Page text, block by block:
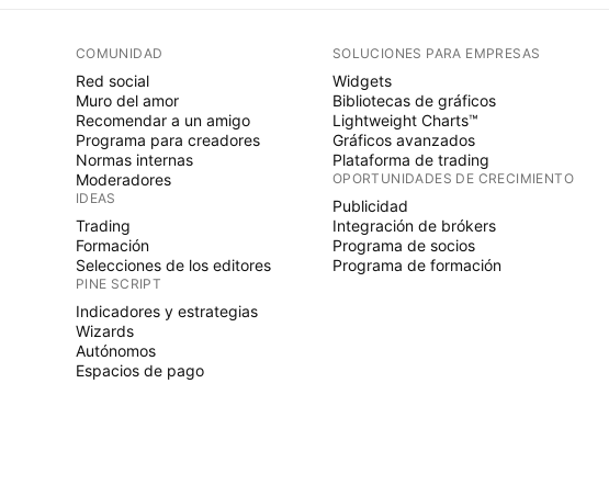
COMUNIDAD
Red social
Muro del amor
Recomendar a un amigo
Programa para creadores
Normas internas
Moderadores
IDEAS
Trading
Formación
Selecciones de los editores
PINE SCRIPT
Indicadores y estrategias
Wizards
Autónomos
Espacios de pago
SOLUCIONES PARA EMPRESAS
Widgets
Bibliotecas de gráficos
Lightweight Charts™
Gráficos avanzados
Plataforma de trading
OPORTUNIDADES DE CRECIMIENTO
Publicidad
Integración de brókers
Programa de socios
Programa de formación